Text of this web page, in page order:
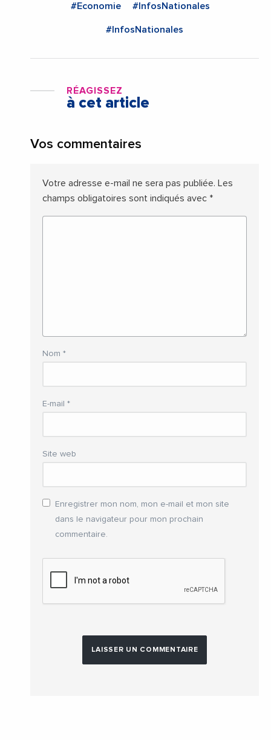
#Economie #InfosNationales
#InfosNationales
RÉAGISSEZ
à cet article
Vos commentaires
Votre adresse e-mail ne sera pas publiée. Les
champs obligatoires sont indiqués avec *
Nom *
E-mail *
Site web
Enregistrer mon nom, mon e-mail et mon site
dans le navigateur pour mon prochain
commentaire.